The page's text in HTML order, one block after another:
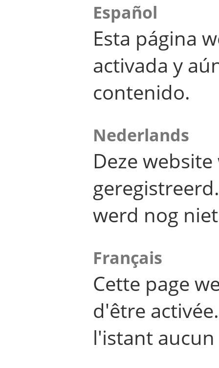
Español
Esta página
activada y
contenido.
Nederlands
Deze
werd nog
Français
Cette page
d'être
l'istant